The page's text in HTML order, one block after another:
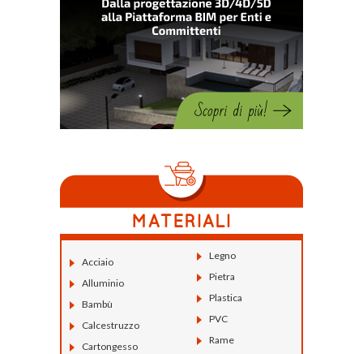
Acciaio
Alluminio
Bambù
Calcestruzzo
Cartongesso
Legno
Pietra
Plastica
PVC
Rame